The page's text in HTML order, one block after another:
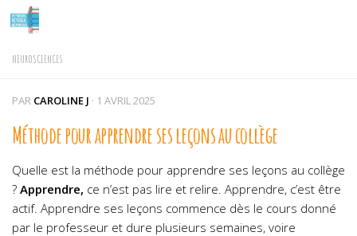
Skip to content
NEUROSCIENCES
PAR CAROLINE J · 1 AVRIL 2025
Méthode pour apprendre ses leçons au collège
Quelle est la méthode pour apprendre ses leçons au collège
? Apprendre, ce n’est pas lire et relire. Apprendre, c’est être
actif. Apprendre ses leçons commence dès le cours donné
par le professeur et dure plusieurs semaines, voire